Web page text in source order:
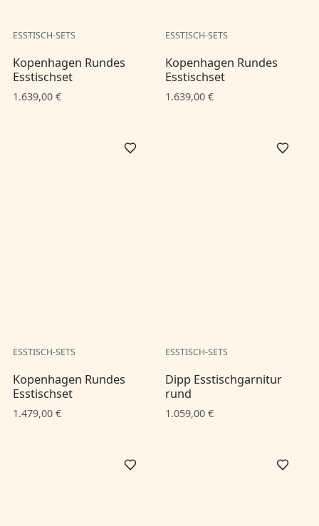
ESSTISCH-SETS
Kopenhagen Rundes
Esstischset
1.639,00 €
ESSTISCH-SETS
Kopenhagen Rundes
Esstischset
1.639,00 €
ESSTISCH-SETS
Kopenhagen Rundes
Esstischset
1.479,00 €
ESSTISCH-SETS
Dipp Esstischgarnitur
rund
1.059,00 €